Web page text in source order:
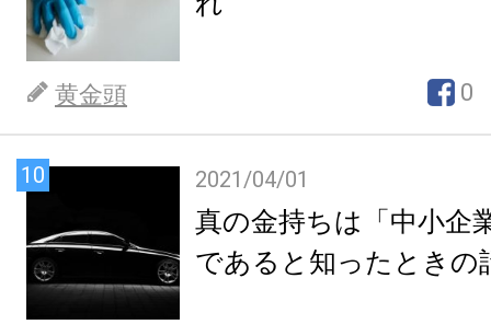
黄金頭 0
10 2021/04/01
真の金持ちは「中小企
であると知ったときの